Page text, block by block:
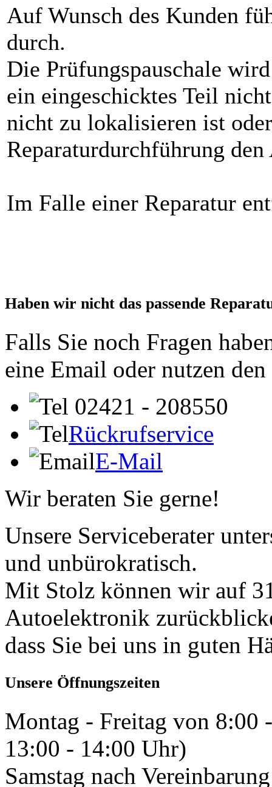
Auf Wunsch des Kunden
durch.
Die Prüfungspauschale
ein eingeschicktes Teil
nicht zu lokalisieren ist
Reparaturdurchführung
Im Falle einer Reparatur
Haben wir nicht das passende
Falls Sie noch Fragen
eine Email oder nutzen
02421 - 208550
Rückrufservice
E-Mail
Wir beraten Sie gerne!
Unsere Serviceberater
und unbürokratisch.
Mit Stolz können wir auf
Autoelektronik
dass Sie bei uns in guten
Unsere Öffnungszeiten
Montag - Freitag von 8:00
13:00 - 14:00 Uhr)
Samstag nach